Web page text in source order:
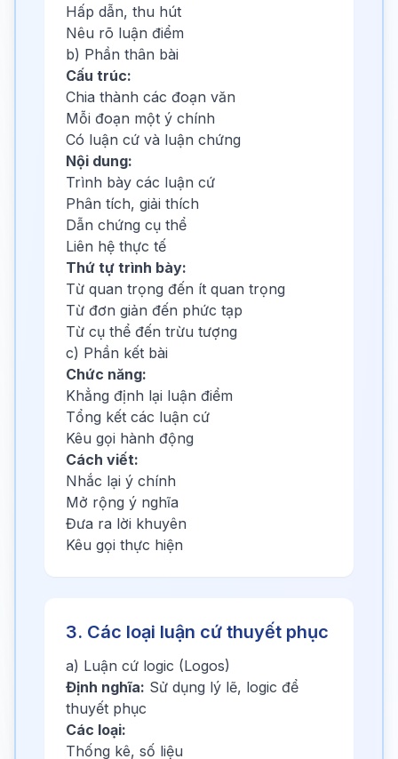
Hấp dẫn, thu hút
Nêu rõ luận điểm
b) Phần thân bài
Cấu trúc:
Chia thành các đoạn văn
Mỗi đoạn một ý chính
Có luận cứ và luận chứng
Nội dung:
Trình bày các luận cứ
Phân tích, giải thích
Dẫn chứng cụ thể
Liên hệ thực tế
Thứ tự trình bày:
Từ quan trọng đến ít quan trọng
Từ đơn giản đến phức tạp
Từ cụ thể đến trừu tượng
c) Phần kết bài
Chức năng:
Khẳng định lại luận điểm
Tổng kết các luận cứ
Kêu gọi hành động
Cách viết:
Nhắc lại ý chính
Mở rộng ý nghĩa
Đưa ra lời khuyên
Kêu gọi thực hiện
3. Các loại luận cứ thuyết phục
a) Luận cứ logic (Logos)
Định nghĩa: Sử dụng lý lẽ, logic để
thuyết phục
Các loại:
Thống kê, số liệu